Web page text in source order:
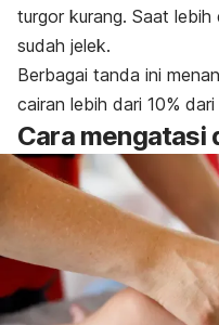
turgor kurang. Saat
sudah jelek.
Berbagai tanda ini
cairan lebih dari 10%
Cara mengatasi